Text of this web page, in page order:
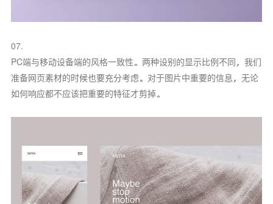
07.
PC端与移动设备端的风格一致性。两种设别的显示比例不同，我们
准备网页素材的时候也要充分考虑。对于图片中重要的信息，无论
如何响应都不应该把重要的特征才剪掉。